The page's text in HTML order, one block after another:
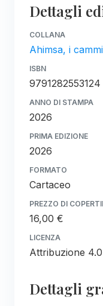
Dettagli
COLLANA
Ahimsa, i
ISBN
9791282553124
ANNO DI STAMPA
2026
PRIMA EDIZIONE
2026
FORMATO
Cartaceo
PREZZO DI
16,00 €
LICENZA
Attribuzione
Dettagli